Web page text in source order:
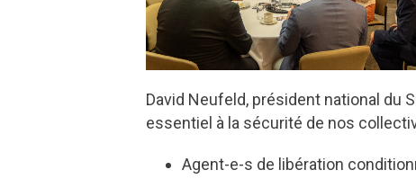
David Neufeld, président national du
essentiel à la sécurité de nos
Agent-e-s de libération